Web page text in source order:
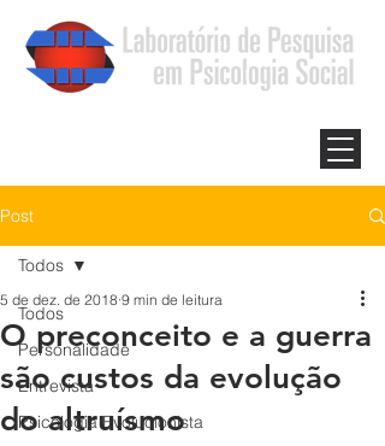
Post
Todos
Personalidade
Entrevista
Psicologia Evolucionista
Todos
O preconceito e a guerra
são custos da evolução
do altruísmo
5 de dez. de 2018 9 min de leitura